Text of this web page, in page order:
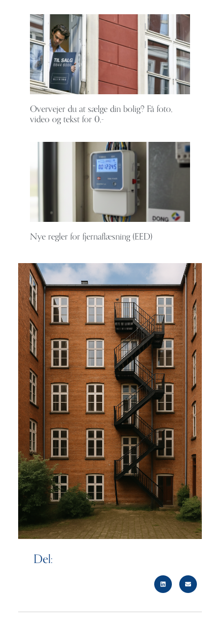
Overvejer du at sælge din bolig? Få foto,
video og tekst for 0,-
Nye regler for fjernaflæsning (EED)
Del: